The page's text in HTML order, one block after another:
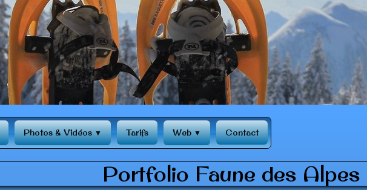
Photos & Vidéos▼ Tarifs Web▼ Contact
Portfolio Faune des Alpes